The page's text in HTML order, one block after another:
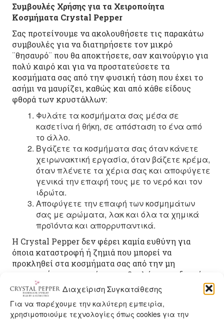
Διαχείριση Συγκατάθεσης
Για να παρέχουμε την καλύτερη εμπειρία,
χρησιμοποιούμε τεχνολογίες όπως cookies για την
Συμβουλές Χρήσης για τα Χειροποίητα
Κοσμήματα Crystal Pepper
Σας προτείνουμε να ακολουθήσετε τις παρακάτω
συμβουλές για να διατηρήσετε τον μικρό
¨θησαυρό¨ που θα αποκτήσετε, σαν καινούργιο για
πολύ καιρό και για να προστατεύσετε τα
κοσμήματα σας από την φυσική τάση που έχει το
ασήμι να μαυρίζει, καθώς και από κάθε είδους
φθορά των κρυστάλλων:
Φυλάτε τα κοσμήματα σας μέσα σε
κασετίνα ή θήκη, σε απόσταση το ένα από
το άλλο.
Βγάζετε τα κοσμήματα σας όταν κάνετε
χειρωνακτική εργασία, όταν βάζετε κρέμα,
όταν πλένετε τα χέρια σας και αποφύγετε
γενικά την επαφή τους με το νερό και τον
ιδρώτα.
Αποφύγετε την επαφή των κοσμημάτων
σας με αρώματα, λακ και όλα τα χημικά
προϊόντα και απορρυπαντικά.
Η Crystal Pepper δεν φέρει καμία ευθύνη για
όποια καταστροφή ή ζημιά που μπορεί να
προκληθεί στα κοσμήματα σας από την μη
εφαρμογή των παραπάνω συμβουλών και οδηγιών.
Τρόποι Πληρωμής και Αποστολής